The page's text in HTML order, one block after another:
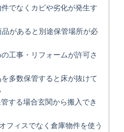
でなくカビや劣化が発生す
があると別途保管場所が必
工事・リフォームが許可さ
多数保管すると床が抜けて
する場合玄関から搬入でき
フィスでなく倉庫物件を使う